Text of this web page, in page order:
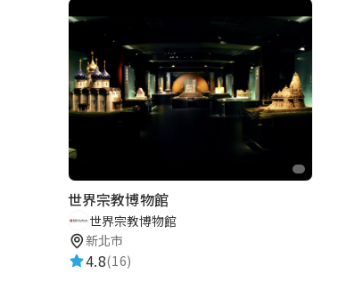
世界宗教博物館
世界宗教博物館
新北市
4.8(16)